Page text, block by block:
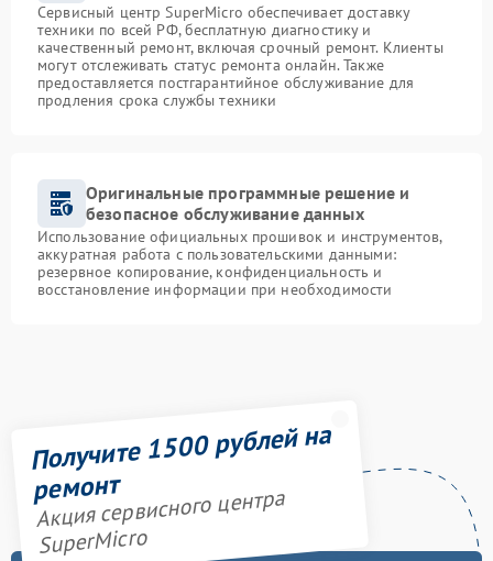
Сервисный центр SuperMicro обеспечивает доставку
техники по всей РФ, бесплатную диагностику и
качественный ремонт, включая срочный ремонт. Клиенты
могут отслеживать статус ремонта онлайн. Также
предоставляется постгарантийное обслуживание для
продления срока службы техники
Оригинальные программные решение и
безопасное обслуживание данных
Использование официальных прошивок и инструментов,
аккуратная работа с пользовательскими данными:
резервное копирование, конфиденциальность и
восстановление информации при необходимости
Получите 1500 рублей на
ремонт
Акция сервисного центра
SuperMicro